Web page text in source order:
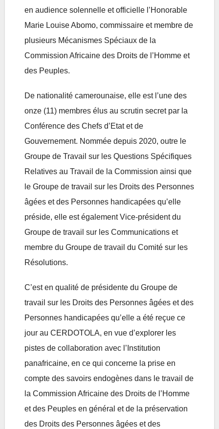
en audience solennelle et officielle l’Honorable
Marie Louise Abomo, commissaire et membre de
plusieurs Mécanismes Spéciaux de la
Commission Africaine des Droits de l’Homme et
des Peuples.
De nationalité camerounaise, elle est l’une des
onze (11) membres élus au scrutin secret par la
Conférence des Chefs d’Etat et de
Gouvernement. Nommée depuis 2020, outre le
Groupe de Travail sur les Questions Spécifiques
Relatives au Travail de la Commission ainsi que
le Groupe de travail sur les Droits des Personnes
âgées et des Personnes handicapées qu’elle
préside, elle est également Vice-président du
Groupe de travail sur les Communications et
membre du Groupe de travail du Comité sur les
Résolutions.
C’est en qualité de présidente du Groupe de
travail sur les Droits des Personnes âgées et des
Personnes handicapées qu’elle a été reçue ce
jour au CERDOTOLA, en vue d’explorer les
pistes de collaboration avec l’Institution
panafricaine, en ce qui concerne la prise en
compte des savoirs endogènes dans le travail de
la Commission Africaine des Droits de l’Homme
et des Peuples en général et de la préservation
des Droits des Personnes âgées et des